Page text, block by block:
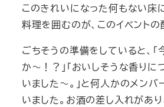
このきれいになった何もない床
料理を囲むのが、このイベント
ごちそうの準備をしていると、
か～！？」「おいしそうな香りに
いました～。」と何人かのメンバ
いました。お酒の差し入れがあ